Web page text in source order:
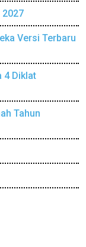
2027
Versi Terbaru
4 Diklat
Tahun